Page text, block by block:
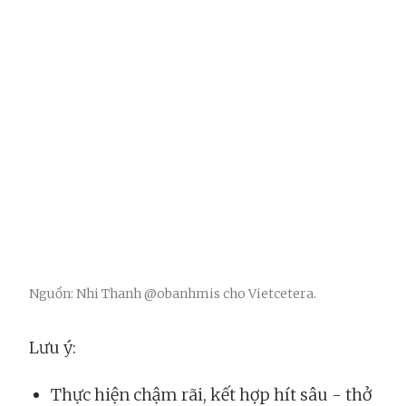
Nguồn: Nhi Thanh @obanhmis cho Vietcetera.
Lưu ý:
Thực hiện chậm rãi, kết hợp hít sâu - thở